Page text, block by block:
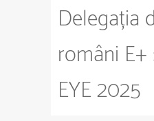
Delegația
români E+
EYE 2025